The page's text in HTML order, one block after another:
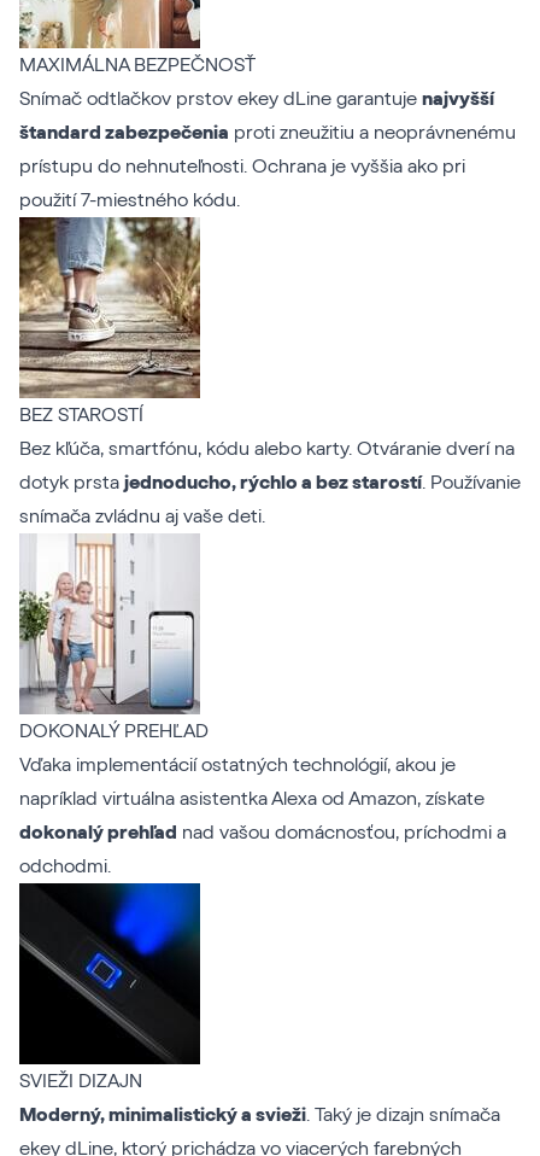
MAXIMÁLNA BEZPEČNOSŤ
Snímač odtlačkov prstov ekey dLine garantuje najvyšší
štandard zabezpečenia proti zneužitiu a neoprávnenému
prístupu do nehnuteľnosti. Ochrana je vyššia ako pri
použití 7-miestného kódu.
BEZ STAROSTÍ
Bez kľúča, smartfónu, kódu alebo karty. Otváranie dverí na
dotyk prsta jednoducho, rýchlo a bez starostí. Používanie
snímača zvládnu aj vaše deti.
DOKONALÝ PREHĽAD
Vďaka implementácií ostatných technológií, akou je
napríklad virtuálna asistentka Alexa od Amazon, získate
dokonalý prehľad nad vašou domácnosťou, príchodmi a
odchodmi.
SVIEŽI DIZAJN
Moderný, minimalistický a svieži. Taký je dizajn snímača
ekey dLine, ktorý prichádza vo viacerých farebných